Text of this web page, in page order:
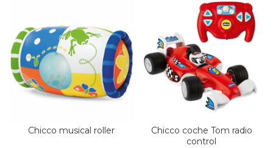
Chicco musical roller
Chicco coche Tom radio
control